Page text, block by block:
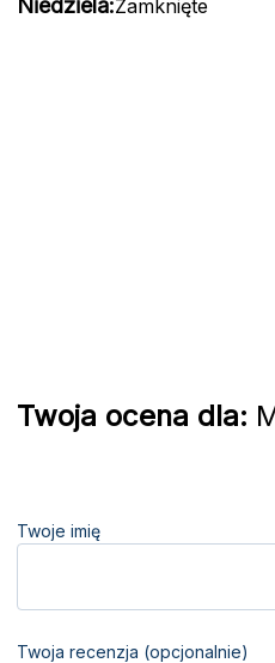
Niedziela:Zamknięte
Twoja ocena dla:
Twoje imię
Twoja recenzja (opcjonalnie)